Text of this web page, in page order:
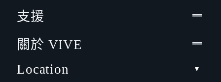
支援
關於 VIVE
Location